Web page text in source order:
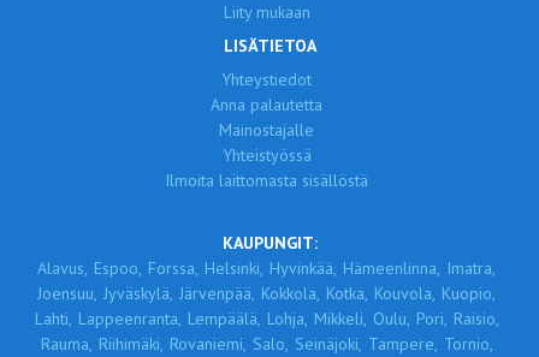
Liity mukaan
LISÄTIETOA
Yhteystiedot
Anna palautetta
Mainostajalle
Yhteistyössä
Ilmoita laittomasta sisällöstä
KAUPUNGIT:
Alavus, Espoo, Forssa, Helsinki, Hyvinkää, Hämeenlinna, Imatra,
Joensuu, Jyväskylä, Järvenpää, Kokkola, Kotka, Kouvola, Kuopio,
Lahti, Lappeenranta, Lempäälä, Lohja, Mikkeli, Oulu, Pori, Raisio,
Rauma, Riihimäki, Rovaniemi, Salo, Seinäjoki, Tampere, Tornio,